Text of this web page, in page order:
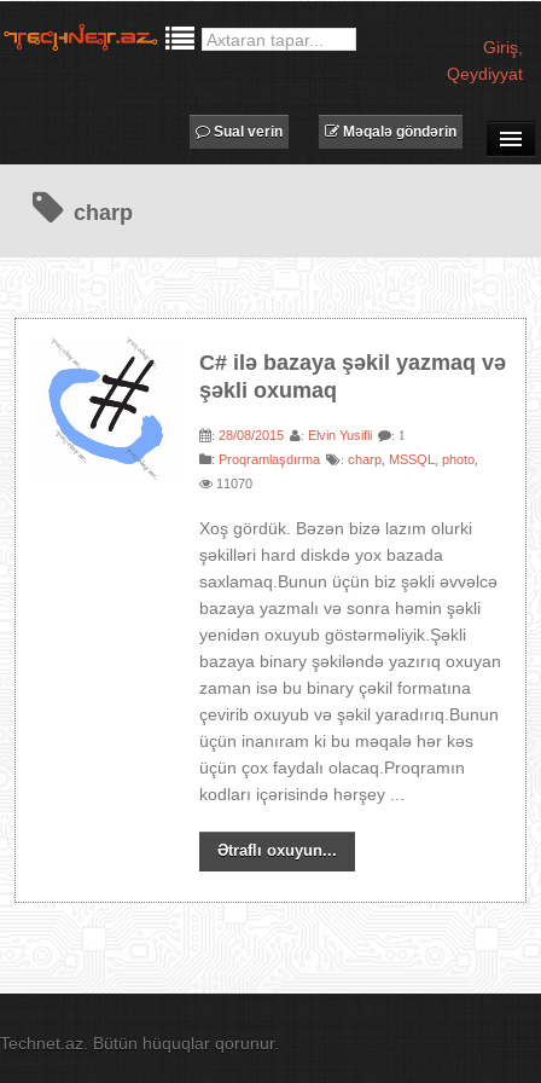
Giriş
Qeydiyyat
MƏQALƏLƏR
PROQRAMLAR
IT LÜĞƏT
Məqalə göndərin
Sual verin
charp
C# ilə bazaya şəkil yazmaq və
şəkli oxumaq
:28/08/2015 : Elvin Yusifli : 1
: Proqramlaşdırma :charp MSSQL ,photo
11070
Xoş gördük. Bəzən bizə lazım olurki
şəkilləri hard diskdə yox bazada
saxlamaq.Bunun üçün biz şəkli əvvəlcə
bazaya yazmalı və sonra həmin şəkli
yenidən oxuyub göstərməliyik.Şəkli
bazaya binary şəkiləndə yazırıq oxuyan
zaman isə bu binary çəkil formatına
çevirib oxuyub və şəkil yaradırıq.Bunun
üçün inanıram ki bu məqalə hər kəs
üçün çox faydalı olacaq.Proqramın
kodları içərisində hərşey ...
Ətraflı oxuyun...
Technet.az. Bütün hüquqlar qorunur.